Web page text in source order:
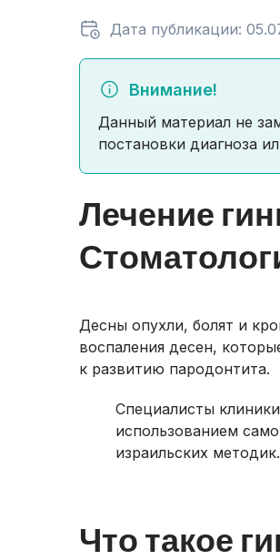
Дата публикации:
Внимание!
Данный материал не
постановки диагноза
Лечение
Десны опухли, болят и
воспаления десен,
к развитию пародонтита.
Специалисты
использованием
израильских методик.
Что такое